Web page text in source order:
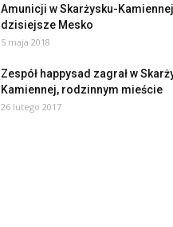
Amunicji w Skarżysku-
dzisiejsze Mesko
5 maja 2018
Zespół happysad zagrał w
Kamiennej, rodzinnym mieście
26 lutego 2017